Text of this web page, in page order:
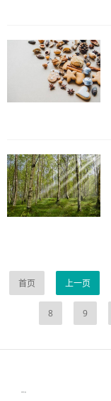
首页 上一页
8 9